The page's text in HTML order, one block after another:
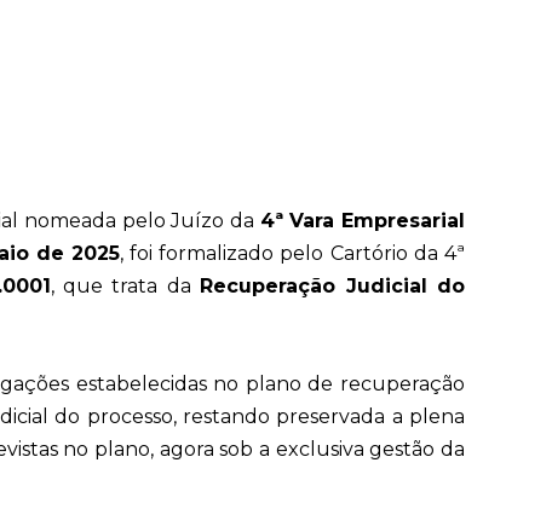
nomeada pelo Juízo da 4ª Vara Empresarial
de 2025, foi formalizado pelo Cartório da 4ª
, que trata da Recuperação Judicial do
estabelecidas no plano de recuperação
do processo, restando preservada a plena
no plano, agora sob a exclusiva gestão da